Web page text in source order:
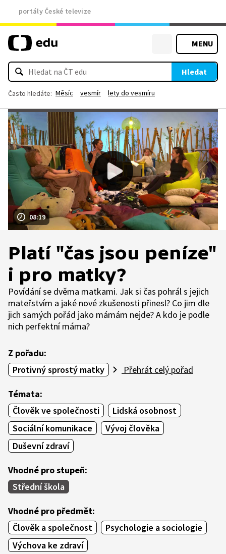
portály České televize
MENU
Hledat
Často hledáte: Měsíc vesmír lety do vesmíru
08:19
Platí "čas jsou peníze"
i pro matky?
Povídání se dvěma matkami. Jak si čas pohrál s jejich
mateřstvím a jaké nové zkušenosti přinesl? Co jim dle
jich samých pořád jako mámám nejde? A kdo je podle
nich perfektní máma?
Z pořadu:
Protivný sprostý matky
Přehrát celý pořad
Témata:
Člověk ve společnosti
Lidská osobnost
Sociální komunikace
Vývoj člověka
Duševní zdraví
Vhodné pro stupeň:
Střední škola
Vhodné pro předmět:
Člověk a společnost
Psychologie a sociologie
Výchova ke zdraví